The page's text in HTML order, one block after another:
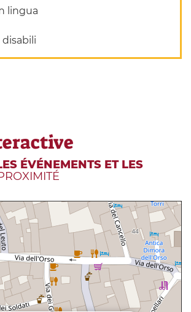
lingua
disabili
ÉVÉNEMENTS ET LES